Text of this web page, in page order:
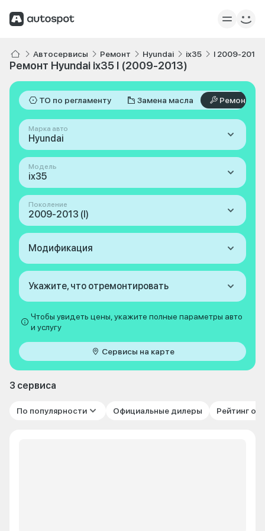
Автосервисы Ремонт Hyundai ix35 I 2009-2013
Ремонт Hyundai ix35 I (2009-2013)
ТО по регламенту Замена масла Ремонт
Марка авто
Hyundai
Модель
ix35
Поколение
2009-2013 (I)
Модификация
Укажите, что отремонтировать
Чтобы увидеть цены, укажите полные параметры авто
и услугу
Сервисы на карте
3 сервиса
По популярности Официальные дилеры Рейтинг